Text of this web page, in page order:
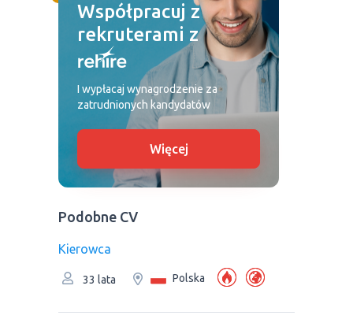
Współpracuj z
rekruterami z
I wypłacaj wynagrodzenie za
zatrudnionych kandydatów
Więcej
Podobne CV
Kierowca
33 lata Polska